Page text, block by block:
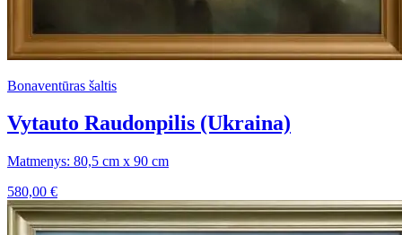
Bonaventūras šaltis
Vytauto Raudonpilis (Ukraina)
Matmenys: 80,5 cm x 90 cm
580,00 €